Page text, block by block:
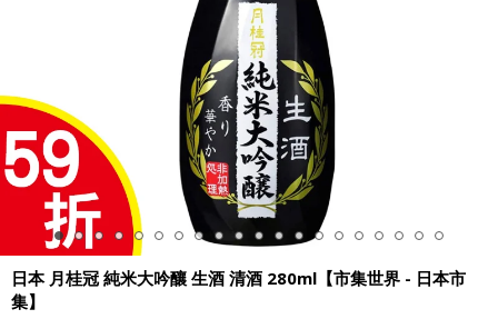
日本 月桂冠 純米大吟釀 生酒 清酒 280ml【市集世界 - 日本市
集】